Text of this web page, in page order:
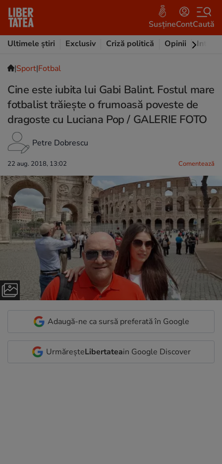
SusțineContCaută
Ultimele știri
Exclusiv Criză politică Opinii
|Sport|Fotbal
Cine este iubita lui Gabi Balint. Fostul mare
fotbalist trăiește o frumoasă poveste de
dragoste cu Luciana Pop / GALERIE FOTO
Petre Dobrescu
22 aug. 2018, 13:02 Comentează
Adaugă-ne ca sursă preferată în Google
UrmăreșteLibertateain Google Discover